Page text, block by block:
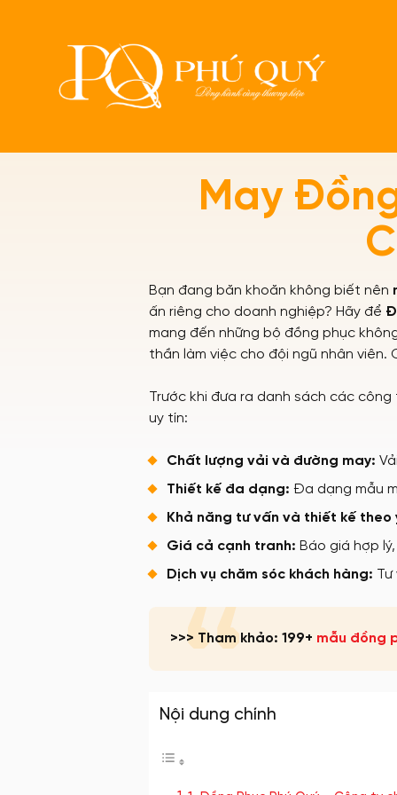
May
Bạn đang băn khoăn không biết nên
ấn riêng cho doanh nghiệp? Hãy để
mang đến những bộ đồng phục
thần làm việc cho đội ngũ nhân viên.
Trước khi đưa ra danh sách các
uy tín:
Chất lượng vải và đường may:
Thiết kế đa dạng: Đa dạng mẫu
Khả năng tư vấn và thiết kế theo
Giá cả cạnh tranh: Báo giá hợp
Dịch vụ chăm sóc khách hàng:
>>> Tham khảo: 199+ mẫu đồng
Nội dung chính